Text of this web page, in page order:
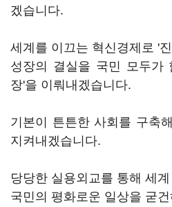
겠습니다.
세계를 이끄는 혁신경제로 '
성장의 결실을 국민 모두가
장'을 이뤄내겠습니다.
기본이 튼튼한 사회를 구축
지켜내겠습니다.
당당한 실용외교를 통해 세
국민의 평화로운 일상을 굳